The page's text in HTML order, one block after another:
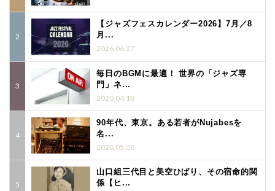
【ジャズフェスカレンダー2026】7月／8
月...
2026.06.27
毎日のBGMに最適！ 世界の「ジャズ専
門」ネ...
2020.04.18
90年代、東京。ある若者がNujabesを
名...
2020.05.08
山口組三代目と美空ひばり、その宿命的関
係【ヒ...